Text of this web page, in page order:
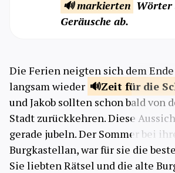
🔊 markierten Wörter
Geräusche ab.
Die Ferien neigten sich dem Ende
langsam wieder
Zeit für die
und Jakob sollten schon bald von
Stadt zurückkehren. Diese
gerade jubeln. Der Sommer bei
Burgkastellan, war für sie die
Sie liebten Rätsel und die alte